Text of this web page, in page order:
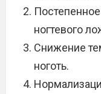
ногтевого
Снижение
ноготь.